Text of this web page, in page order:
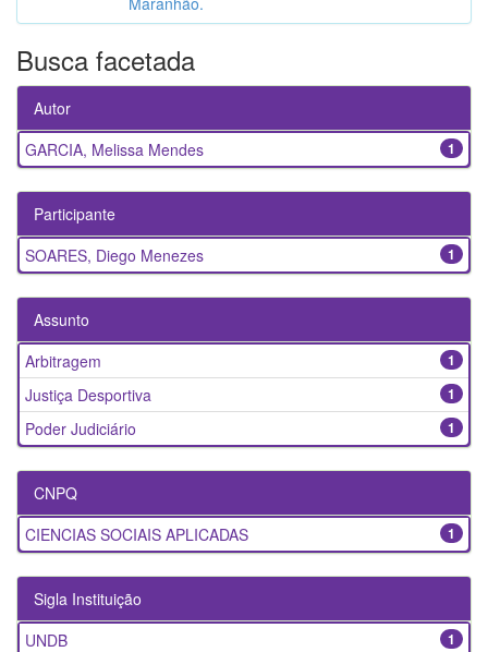
Busca facetada
Autor
1
GARCIA, Melissa Mendes
Participante
1
SOARES, Diego Menezes
Assunto
1
Arbitragem
1
Justiça Desportiva
1
Poder Judiciário
CNPQ
1
CIENCIAS SOCIAIS APLICADAS
Sigla Instituição
1
UNDB